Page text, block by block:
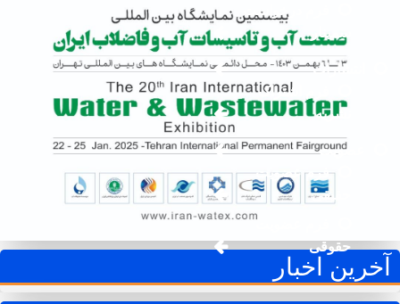
فرم درخواست
سمینار
انتشارات
فرم اشتراک
نشریه
عضویت
فرم عضویت
حقیقی
فرم عضویت
حقوقی
آخرین اخبار